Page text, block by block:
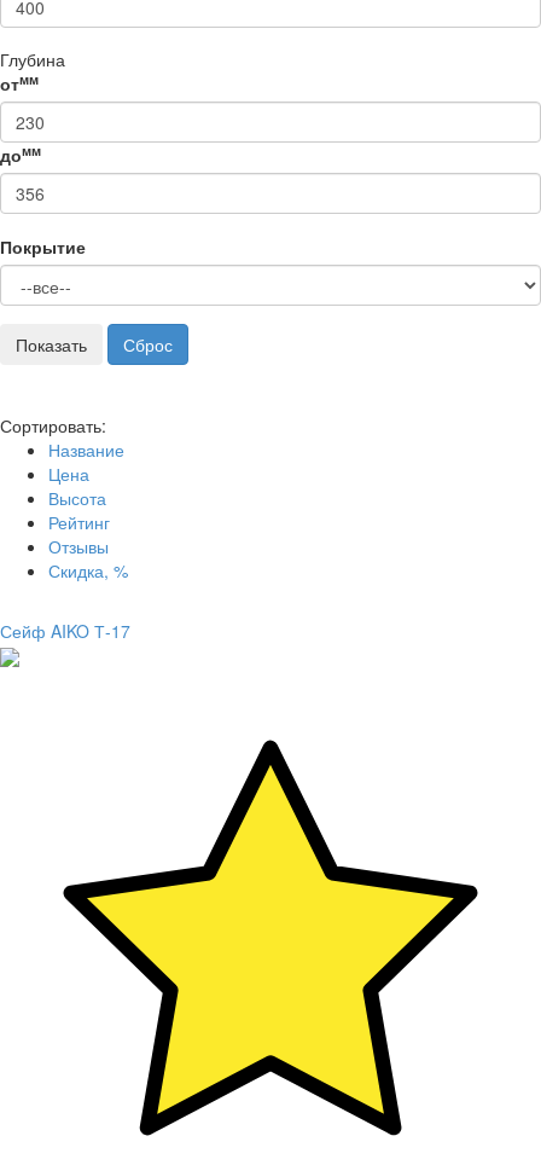
Глубина
отмм
домм
Покрытие
Сортировать:
Название
Цена
Высота
Рейтинг
Отзывы
Скидка, %
Сейф AIKO Т-17